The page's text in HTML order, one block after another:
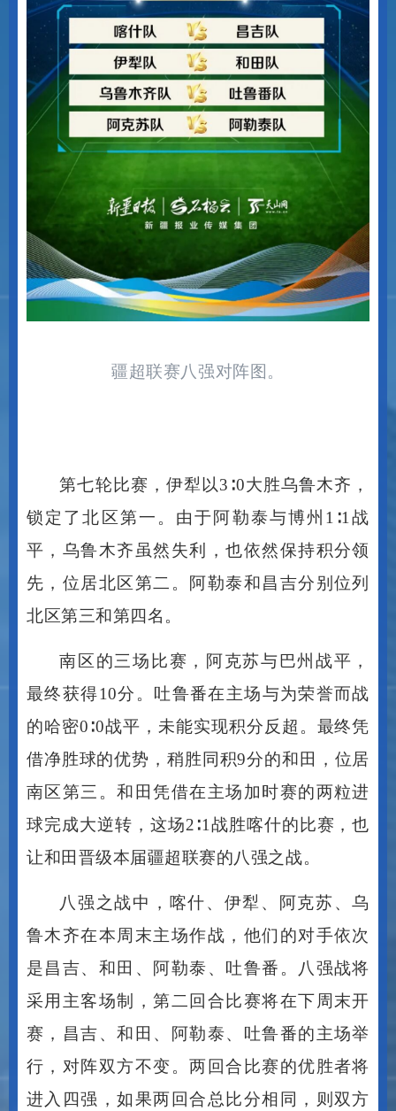
疆超联赛八强对阵图。
第七轮比赛，伊犁以3∶0大胜乌鲁木齐，
锁定了北区第一。由于阿勒泰与博州1∶1战
平，乌鲁木齐虽然失利，也依然保持积分领
先，位居北区第二。阿勒泰和昌吉分别位列
北区第三和第四名。
南区的三场比赛，阿克苏与巴州战平，
最终获得10分。吐鲁番在主场与为荣誉而战
的哈密0∶0战平，未能实现积分反超。最终凭
借净胜球的优势，稍胜同积9分的和田，位居
南区第三。和田凭借在主场加时赛的两粒进
球完成大逆转，这场2∶1战胜喀什的比赛，也
让和田晋级本届疆超联赛的八强之战。
八强之战中，喀什、伊犁、阿克苏、乌
鲁木齐在本周末主场作战，他们的对手依次
是昌吉、和田、阿勒泰、吐鲁番。八强战将
采用主客场制，第二回合比赛将在下周末开
赛，昌吉、和田、阿勒泰、吐鲁番的主场举
行，对阵双方不变。两回合比赛的优胜者将
进入四强，如果两回合总比分相同，则双方